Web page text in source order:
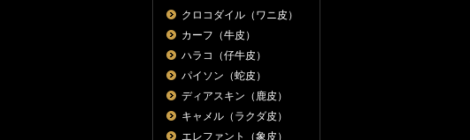
クロコダイル（ワニ皮）
カーフ（牛皮）
ハラコ（仔牛皮）
パイソン（蛇皮）
ディアスキン（鹿皮）
キャメル（ラクダ皮）
エレファント（象皮）